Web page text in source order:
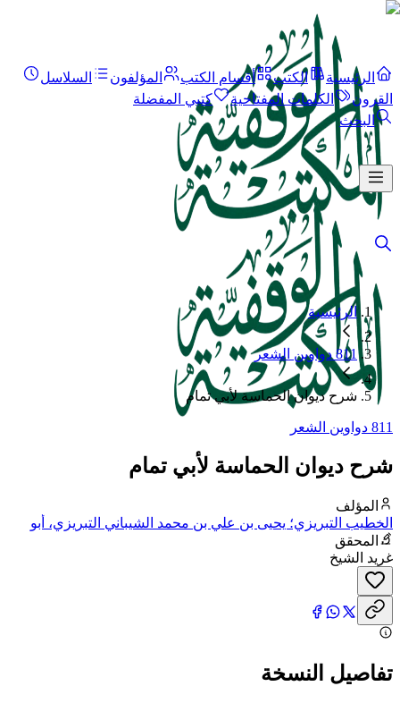
الرئيسية الكتب أقسام الكتب المؤلفون
السلاسل
القرون
الكلمات المفتاحية
كتبي المفضلة
البحث
الرئيسية
811 دواوين الشعر
شرح ديوان الحماسة لأبي تمام
811 دواوين الشعر
شرح ديوان الحماسة لأبي تمام
المؤلف
الخطيب التبريزي؛ يحيى بن علي بن محمد الشيباني التبريزي، أبو
زكرياالمحقق
غريد الشيخ
تفاصيل النسخة